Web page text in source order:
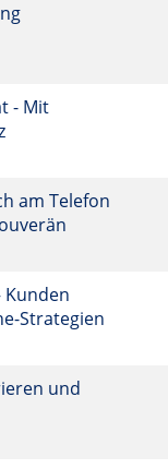
- Mit
am Telefon
Kunden
Strategien
und